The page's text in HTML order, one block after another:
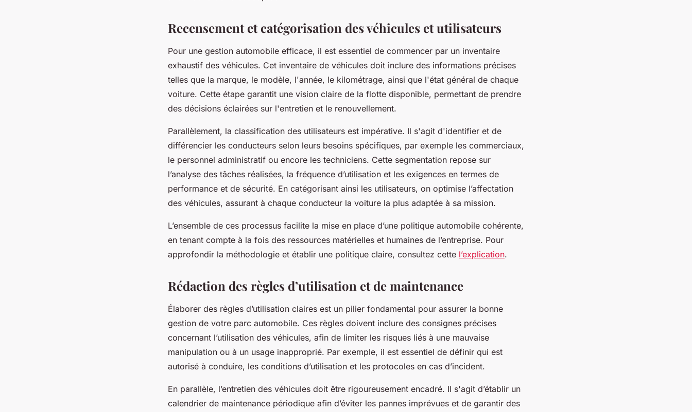
Recensement et catégorisation des véhicules et utilisateurs
Pour une gestion automobile efficace, il est essentiel de commencer par un inventaire
exhaustif des véhicules. Cet inventaire de véhicules doit inclure des informations précises
telles que la marque, le modèle, l'année, le kilométrage, ainsi que l'état général de chaque
voiture. Cette étape garantit une vision claire de la flotte disponible, permettant de prendre
des décisions éclairées sur l'entretien et le renouvellement.
Parallèlement, la classification des utilisateurs est impérative. Il s'agit d'identifier et de
différencier les conducteurs selon leurs besoins spécifiques, par exemple les commerciaux,
le personnel administratif ou encore les techniciens. Cette segmentation repose sur
l’analyse des tâches réalisées, la fréquence d’utilisation et les exigences en termes de
performance et de sécurité. En catégorisant ainsi les utilisateurs, on optimise l’affectation
des véhicules, assurant à chaque conducteur la voiture la plus adaptée à sa mission.
L’ensemble de ces processus facilite la mise en place d’une politique automobile cohérente,
en tenant compte à la fois des ressources matérielles et humaines de l’entreprise. Pour
approfondir la méthodologie et établir une politique claire, consultez cette l’explication.
Rédaction des règles d’utilisation et de maintenance
Élaborer des règles d’utilisation claires est un pilier fondamental pour assurer la bonne
gestion de votre parc automobile. Ces règles doivent inclure des consignes précises
concernant l’utilisation des véhicules, afin de limiter les risques liés à une mauvaise
manipulation ou à un usage inapproprié. Par exemple, il est essentiel de définir qui est
autorisé à conduire, les conditions d’utilisation et les protocoles en cas d’incident.
En parallèle, l’entretien des véhicules doit être rigoureusement encadré. Il s'agit d’établir un
calendrier de maintenance périodique afin d’éviter les pannes imprévues et de garantir des